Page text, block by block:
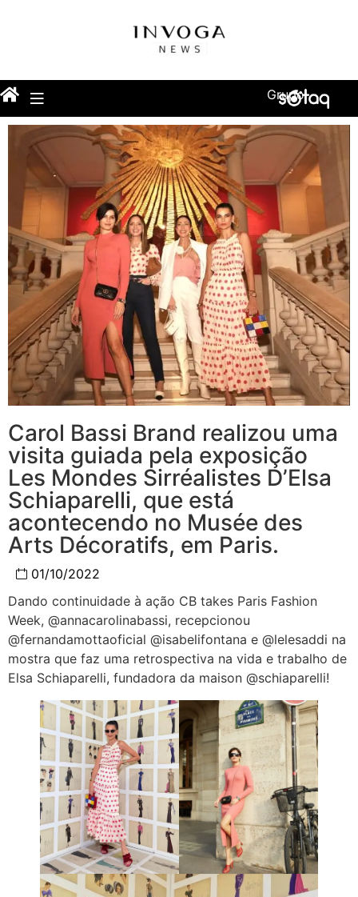
Grupo
Carol Bassi Brand realizou uma
visita guiada pela exposição
Les Mondes Sirréalistes D’Elsa
Schiaparelli, que está
acontecendo no Musée des
Arts Décoratifs, em Paris.
01/10/2022
Dando continuidade à ação CB takes Paris Fashion
Week, @annacarolinabassi, recepcionou
@fernandamottaoficial @isabelifontana e @lelesaddi na
mostra que faz uma retrospectiva na vida e trabalho de
Elsa Schiaparelli, fundadora da maison @schiaparelli!